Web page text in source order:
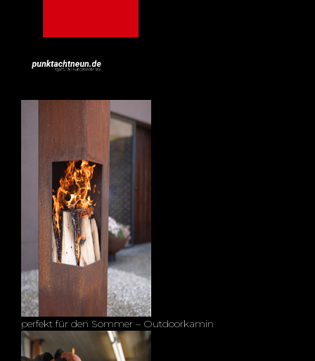
perfekt für den Sommer – Outdoorkamin